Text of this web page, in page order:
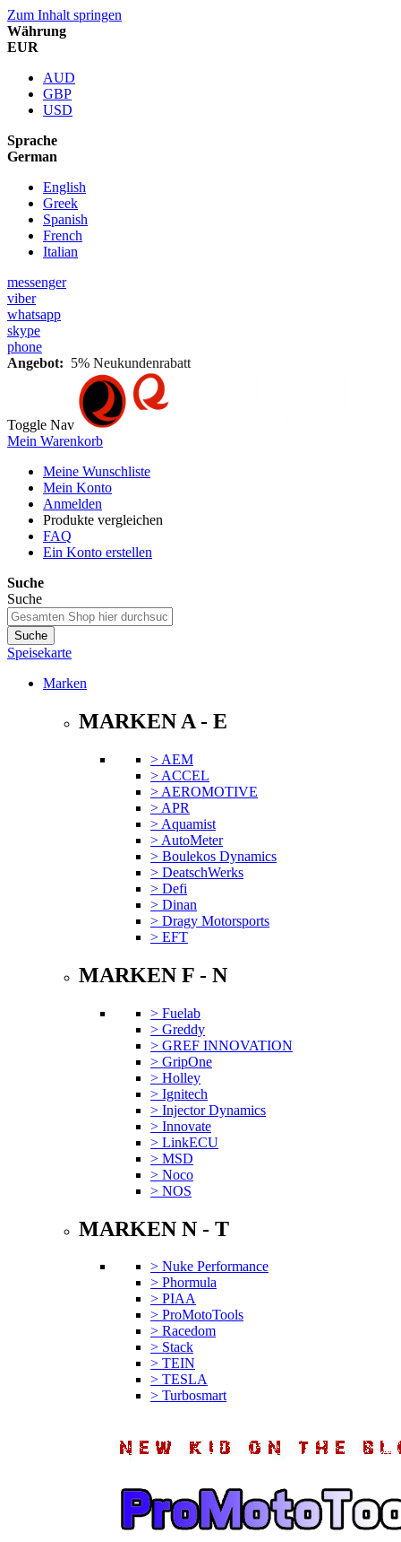
Zum Inhalt springen
Währung
EUR
AUD
GBP
USD
Sprache
German
English
Greek
Spanish
French
Italian
messenger
viber
whatsapp
skype
phone
Angebot: 5% Neukundenrabatt
Toggle Nav
Mein Warenkorb
Meine Wunschliste
Mein Konto
Anmelden
Produkte vergleichen
FAQ
Ein Konto erstellen
Suche
Suche
Suche
Speisekarte
Marken
MARKEN A - E
> AEM
> ACCEL
> AEROMOTIVE
> APR
> Aquamist
> AutoMeter
> Boulekos Dynamics
> DeatschWerks
> Defi
> Dinan
> Dragy Motorsports
> EFT
MARKEN F - N
> Fuelab
> Greddy
> GREF INNOVATION
> GripOne
> Holley
> Ignitech
> Injector Dynamics
> Innovate
> LinkECU
> MSD
> Noco
> NOS
MARKEN N - T
> Nuke Performance
> Phormula
> PIAA
> ProMotoTools
> Racedom
> Stack
> TEIN
> TESLA
> Turbosmart